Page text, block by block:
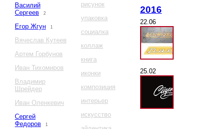
Василий
Сергеев
2
Егор Жгун 1
Вячеслав Кутеев
Артем Горбунов
Иван Тихомиров
Владимир
Шрейдер
Иван Оленкевич
Сергей
Федоров
1
рисунок
упаковка
социалка
коллаж
книга
иконки
композиция
интерьер
искусство
2016
22.06
25.02